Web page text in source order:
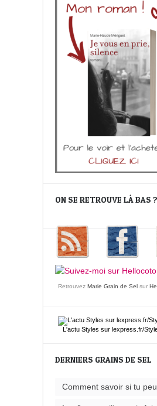
ON SE RETROUVE LÀ BAS ?
Retrouvez Marie Grain de Sel sur
L'actu Styles sur lexpress.fr/
DERNIERS GRAINS DE SEL
Comment savoir si tu